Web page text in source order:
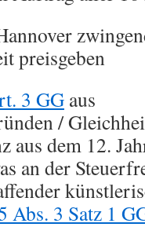
preisgeben
3 GG aus
/
aus dem 12.
an der
Abs. 3 Satz 1